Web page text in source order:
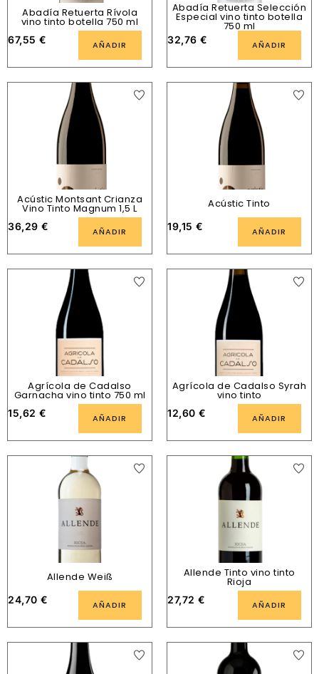
Abadía Retuerta Rívola
vino tinto botella 750 ml
67,55 € AÑADIR
Abadía Retuerta Selección
Especial vino tinto botella
750 ml
32,76 € AÑADIR
Acústic Montsant Crianza
Vino Tinto Magnum 1,5 L
36,29 € AÑADIR
Acústic Tinto
19,15 € AÑADIR
Agrícola de Cadalso
Garnacha vino tinto 750 ml
15,62 € AÑADIR
Agrícola de Cadalso Syrah
vino tinto
12,60 € AÑADIR
Allende Weiß
24,70 € AÑADIR
Allende Tinto vino tinto
Rioja
27,72 € AÑADIR